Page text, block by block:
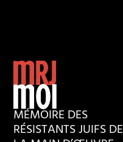
MÉMOIRE DES
RÉSISTANTS JUIFS DE